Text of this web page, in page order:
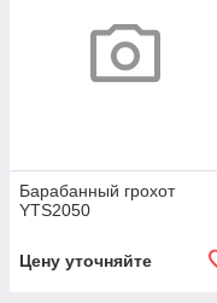
Барабанный грохот
YTS2050
Цену уточняйте